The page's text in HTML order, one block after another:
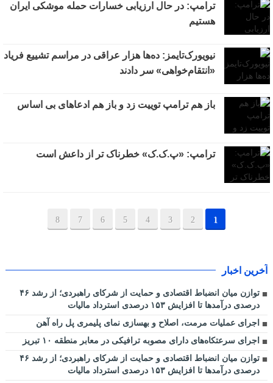
ترامپ: در حال ارزیابی خسارات حمله موشکی ایران
هستیم
نیویورک‌تایمز: ده‌ها هزار عراقی در مراسم تشییع فریاد
«انتقام‌خواهی» سر دادند
باز هم ترامپ توییت زد و باز هم ادعاهای بی اساس
ترامپ: «پ.ک.ک» خطرناک تر از داعش است
1
2
3
4
5
6
7
8
آخرین اخبار
توازن میان انضباط اقتصادی و حمایت از شرکای راهبردی؛ از رشد ۴۶
درصدی درآمدها تا افزایش ۱۵۳ درصدی استرداد مالیات
اجرای عملیات مرمت، اصلاح و بهسازی نمای پلیمری پل راه آهن
اجرای سرعتکاه‌های دارای مصوبه ترافیکی در معابر منطقه ۱۰ تبریز
توازن میان انضباط اقتصادی و حمایت از شرکای راهبردی؛ از رشد ۴۶
درصدی درآمدها تا افزایش ۱۵۳ درصدی استرداد مالیات